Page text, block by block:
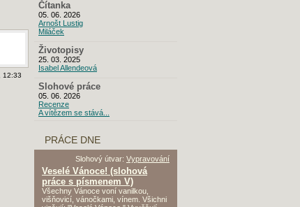
12:33
Čítanka
05. 06. 2026
Arnošt Lustig
Miláček
Životopisy
25. 03. 2025
Isabel Allendeová
Slohové práce
05. 06. 2026
Recenze
A vítězem se stává...
PRÁCE DNE
Slohový útvar: Vypravování
Veselé Vánoce! (slohová
práce s písmenem V)
Všechny Vánoce voní vanilkou,
višňovicí, vánočkami, vínem. Všichni